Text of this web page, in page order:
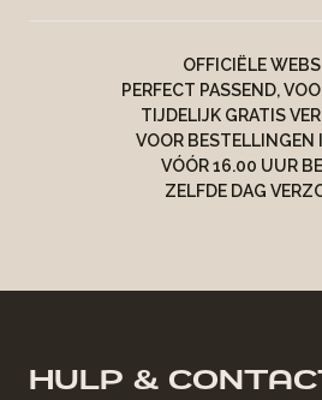
OFFICIËLE
PERFECT PASSEND,
TIJDELIJK GRATIS
VOOR BESTELLINGEN
VÓÓR 16.00 UUR
ZELFDE DAG
HULP &